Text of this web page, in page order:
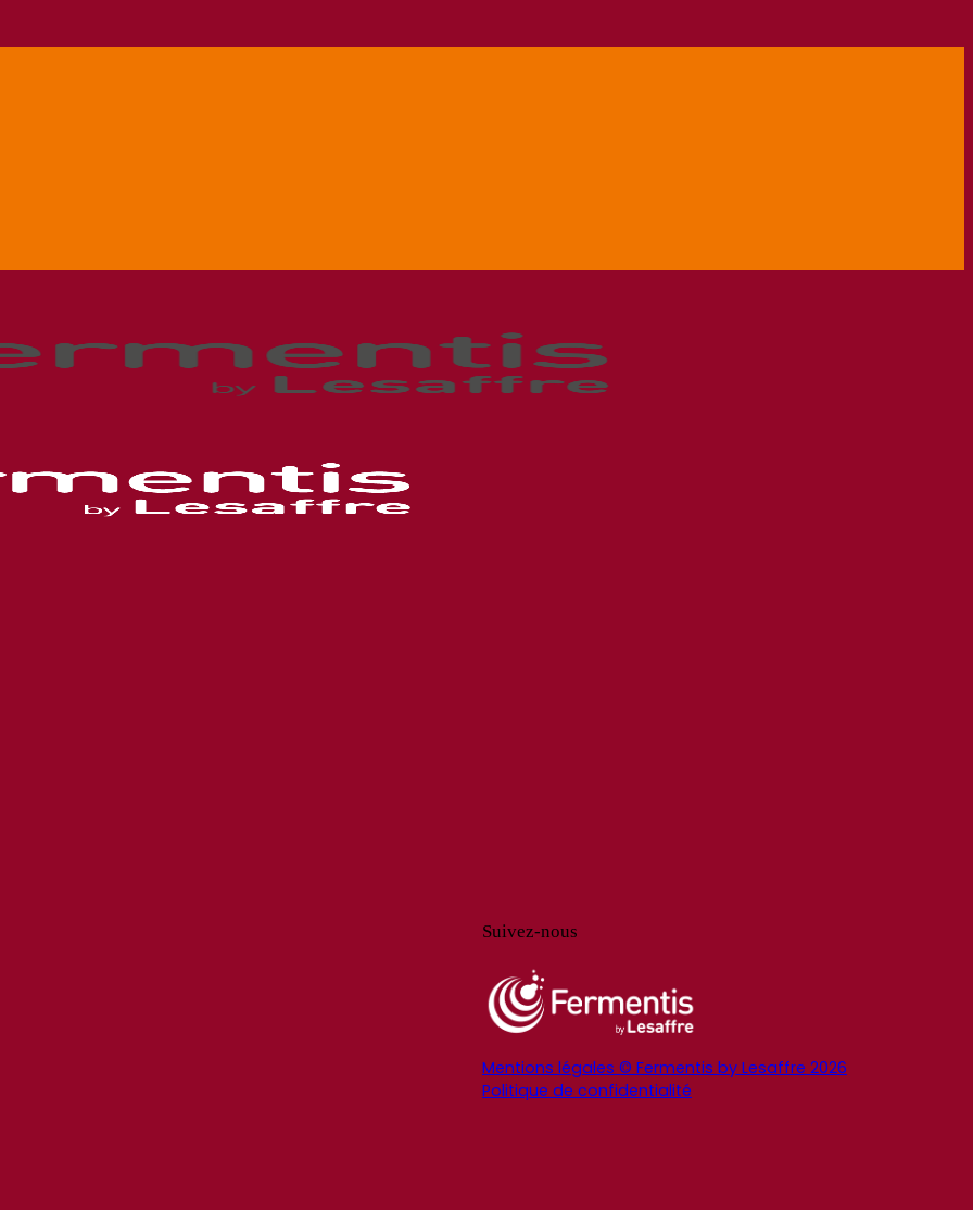
Suivez-nous
Mentions légales © Fermentis by Lesaffre 2026
Politique de confidentialité